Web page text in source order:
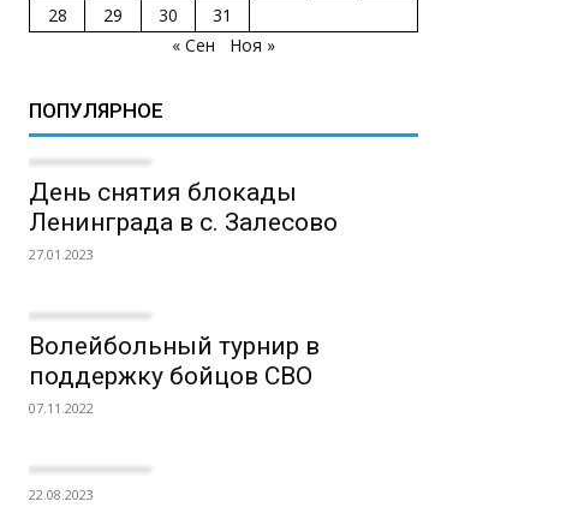
28
29 30
31
« Сен
Ноя »
ПОПУЛЯРНОЕ
День снятия блокады
Ленинграда в с. Залесово
27.01.2023
Волейбольный турнир в
поддержку бойцов СВО
07.11.2022
22.08.2023